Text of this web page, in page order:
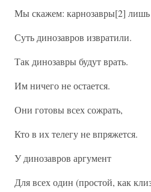
Мы скажем: карнозавры[2] лишь
Суть динозавров извратили.
Так динозавры будут врать.
Им ничего не остается.
Они готовы всех сожрать,
Кто в их телегу не впряжется.
У динозавров аргумент
Для всех один (простой, как